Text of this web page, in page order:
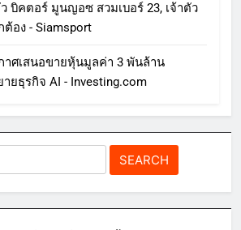
บิคตอร์ มูนญอซ สวมเบอร์ 23, เจ้าตัว
อง - Siamsport
าศเสนอขายหุ้นมูลค่า 3 พันล้าน
ยธุรกิจ AI - Investing.com